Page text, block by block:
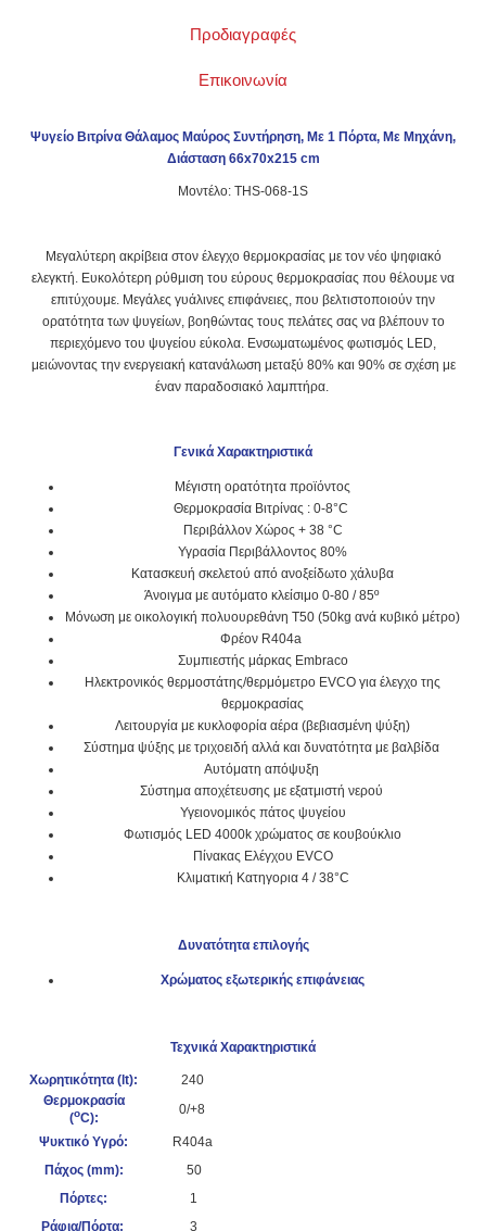
Προδιαγραφές
Επικοινωνία
Ψυγείο Βιτρίνα Θάλαμος Μαύρος Συντήρηση, Mε 1 Πόρτα, Με Μηχάνη,
Διάσταση 66x70x215 cm
Μοντέλο: THS-068-1S
Μεγαλύτερη ακρίβεια στον έλεγχο θερμοκρασίας με τον νέο ψηφιακό
ελεγκτή. Ευκολότερη ρύθμιση του εύρους θερμοκρασίας που θέλουμε να
επιτύχουμε. Μεγάλες γυάλινες επιφάνειες, που βελτιστοποιούν την
ορατότητα των ψυγείων, βοηθώντας τους πελάτες σας να βλέπουν το
περιεχόμενο του ψυγείου εύκολα. Ενσωματωμένος φωτισμός LED,
μειώνοντας την ενεργειακή κατανάλωση μεταξύ 80% και 90% σε σχέση με
έναν παραδοσιακό λαμπτήρα.
Γενικά Χαρακτηριστικά
Μέγιστη ορατότητα προϊόντος
Θερμοκρασία Βιτρίνας : 0-8°C
Περιβάλλον Χώρος + 38 °C
Υγρασία Περιβάλλοντος 80%
Κατασκευή σκελετού από ανοξείδωτο χάλυβα
Άνοιγμα με αυτόματο κλείσιμο 0-80 / 85º
Μόνωση με οικολογική πολυουρεθάνη Τ50 (50kg ανά κυβικό μέτρο)
Φρέον R404a
Συμπιεστής μάρκας Embraco
Ηλεκτρονικός θερμοστάτης/θερμόμετρο EVCO για έλεγχο της
θερμοκρασίας
Λειτουργία με κυκλοφορία αέρα (βεβιασμένη ψύξη)
Σύστημα ψύξης με τριχοειδή αλλά και δυνατότητα με βαλβίδα
Αυτόματη απόψυξη
Σύστημα αποχέτευσης με εξατμιστή νερού
Υγειονομικός πάτος ψυγείου
Φωτισμός LED 4000k χρώματος σε κουβούκλιο
Πίνακας Ελέγχου EVCO
Κλιματική Κατηγορια 4 / 38°C
Δυνατότητα επιλογής
Χρώματος εξωτερικής επιφάνειας
Τεχνικά Χαρακτηριστικά
Χωρητικότητα (lt):
240
Θερμοκρασία
(oC):
0/+8
Ψυκτικό Υγρό:
R404a
Πάχος (mm):
50
Πόρτες:
1
Ράφια/Πόρτα:
3